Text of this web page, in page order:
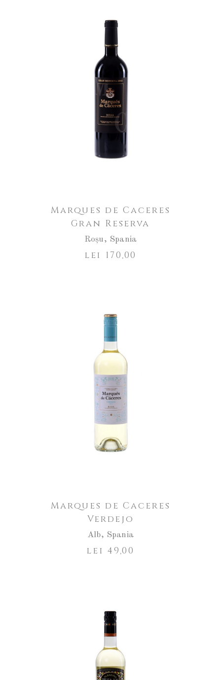
Marques de Caceres
Gran Reserva
Roșu, Spania
lei 170,00
Marques de Caceres
Verdejo
Alb, Spania
lei 49,00